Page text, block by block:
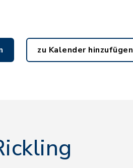
zu Kalender hinzufügen